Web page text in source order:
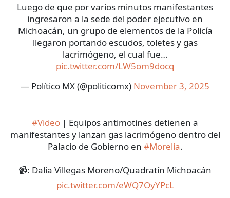
Luego de que por varios minutos manifestantes
ingresaron a la sede del poder ejecutivo en
Michoacán, un grupo de elementos de la Policía
llegaron portando escudos, toletes y gas
lacrimógeno, el cual fue…
pic.twitter.com/LW5om9docq
— Político MX (@politicomx) November 3, 2025
#Video | Equipos antimotines detienen a
manifestantes y lanzan gas lacrimógeno dentro del
Palacio de Gobierno en #Morelia.
📹: Dalia Villegas Moreno/Quadratín Michoacán
pic.twitter.com/eWQ7OyYPcL